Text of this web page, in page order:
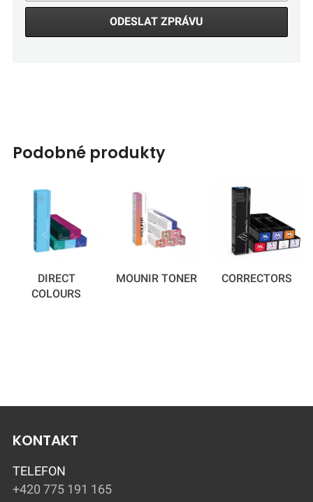
ODESLAT ZPRÁVU
podobné produkty
DIRECT
COLOURS
MOUNIR TONER CORRECTORS
KONTAKT
TELEFON
+420 775 191 165